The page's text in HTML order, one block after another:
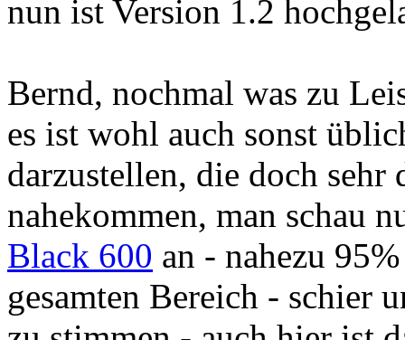
nun ist Version 1.2
Bernd, nochmal was zu
es ist wohl auch sonst
darzustellen, die doch
nahekommen, man schau
Black 600 an - nahezu
gesamten Bereich - schier